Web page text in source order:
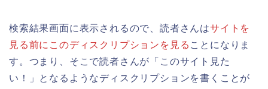
検索結果画面に表示されるので、読者さんはサイトを
見る前にこのディスクリプションを見る ことになりま
す。つまり、そこで読者さんが「このサイト見た
い！」となるようなディスクリプションを書くことが